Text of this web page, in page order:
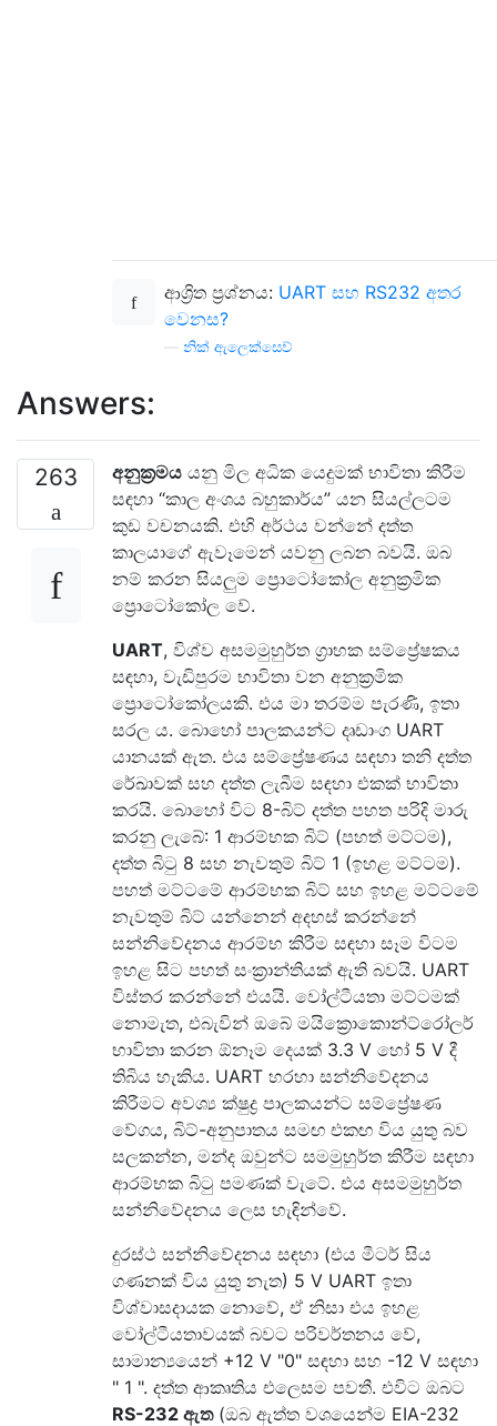
ආශ්‍රිත ප්‍රශ්නය: UART සහ RS232 අතර
වෙනස?
නික් ඇලෙක්සෙව්
Answers:
263 අනුක්‍රමය යනු මිල අධික යෙදුමක් භාවිතා කිරීම
සඳහා “කාල අංශය බහුකාර්ය” යන සියල්ලටම
කුඩ වචනයකි. එහි අර්ථය වන්නේ දත්ත
කාලයාගේ ඇවෑමෙන් යවනු ලබන බවයි. ඔබ
නම් කරන සියලුම ප්‍රොටෝකෝල අනුක්‍රමික
ප්‍රොටෝකෝල වේ.
UART, විශ්ව අසමමුහුර්ත ග්‍රාහක සම්ප්‍රේෂකය
සඳහා, වැඩිපුරම භාවිතා වන අනුක්‍රමික
ප්‍රොටෝකෝලයකි. එය මා තරම්ම පැරණි, ඉතා
සරල ය. බොහෝ පාලකයන්ට දෘඩාංග UART
යානයක් ඇත. එය සම්ප්‍රේෂණය සඳහා තනි දත්ත
රේඛාවක් සහ දත්ත ලැබීම සඳහා එකක් භාවිතා
කරයි. බොහෝ විට 8-බිට් දත්ත පහත පරිදි මාරු
කරනු ලැබේ: 1 ආරම්භක බිට් (පහත් මට්ටම),
දත්ත බිටු 8 සහ නැවතුම් බිට් 1 (ඉහළ මට්ටම).
පහත් මට්ටමේ ආරම්භක බිට් සහ ඉහළ මට්ටමේ
නැවතුම් බිට් යන්නෙන් අදහස් කරන්නේ
සන්නිවේදනය ආරම්භ කිරීම සඳහා සෑම විටම
ඉහළ සිට පහත් සංක්‍රාන්තියක් ඇති බවයි. UART
විස්තර කරන්නේ එයයි. වෝල්ටීයතා මට්ටමක්
නොමැත, එබැවින් ඔබේ මයික්‍රොකොන්ට්රෝලර්
භාවිතා කරන ඕනෑම දෙයක් 3.3 V හෝ 5 V දී
තිබිය හැකිය. UART හරහා සන්නිවේදනය
කිරීමට අවශ්‍ය ක්ෂුද්‍ර පාලකයන්ට සම්ප්‍රේෂණ
වේගය, බිට්-අනුපාතය සමඟ එකඟ විය යුතු බව
සලකන්න, මන්ද ඔවුන්ට සමමුහුර්ත කිරීම සඳහා
ආරම්භක බිටු පමණක් වැටේ. එය අසමමුහුර්ත
සන්නිවේදනය ලෙස හැඳින්වේ.
දුරස්ථ සන්නිවේදනය සඳහා (එය මීටර් සිය
ගණනක් විය යුතු නැත) 5 V UART ඉතා
විශ්වාසදායක නොවේ, ඒ නිසා එය ඉහළ
වෝල්ටීයතාවයක් බවට පරිවර්තනය වේ,
සාමාන්‍යයෙන් +12 V "0" සඳහා සහ -12 V සඳහා
" 1 ". දත්ත ආකෘතිය එලෙසම පවතී. එවිට ඔබට
RS-232 ඇත(ඔබ ඇත්ත වශයෙන්ම EIA-232